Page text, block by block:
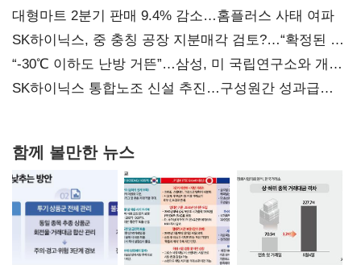
대형마트 2분기 판매 9.4% 감소…홈플러스 사태 여파
SK하이닉스, 중 충칭 공장 지분매각 검토?…“확정된 바
없어”
“-30℃ 이하도 난방 거뜬”…삼성, 미 국립연구소와 개발
협력
SK하이닉스 통합노조 신설 추진…구성원간 성과급
함께 볼만한 뉴스